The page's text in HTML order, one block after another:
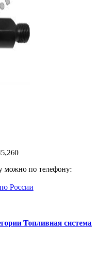
можно по телефону:
России
Топливная система